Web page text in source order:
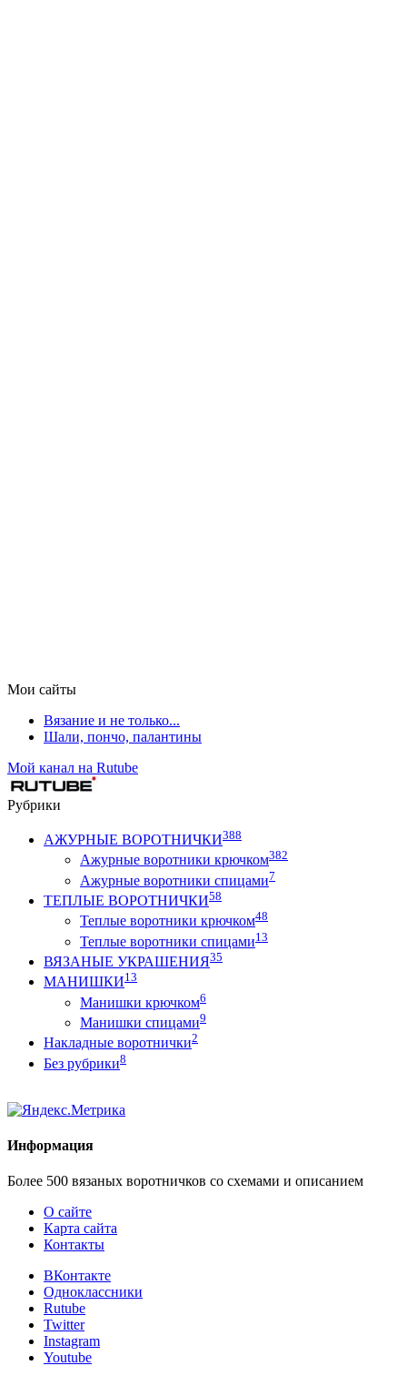
Мои сайты
Вязание и не только...
Шали, пончо, палантины
Мой канал на Rutube
Рубрики
АЖУРНЫЕ ВОРОТНИЧКИ388
Ажурные воротники крючком382
Ажурные воротники спицами7
ТЕПЛЫЕ ВОРОТНИЧКИ58
Теплые воротники крючком48
Теплые воротники спицами13
ВЯЗАНЫЕ УКРАШЕНИЯ35
МАНИШКИ13
Манишки крючком6
Манишки спицами9
Накладные воротнички2
Без рубрики8
Информация
Более 500 вязаных воротничков со схемами и описанием
О сайте
Карта сайта
Контакты
ВКонтакте
Одноклассники
Rutube
Twitter
Instagram
Youtube